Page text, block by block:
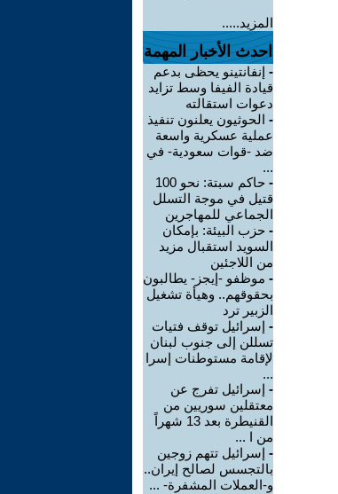
المزيد.....
احدث الأخبار المهمة
- إنفانتينو يحظى بدعم
قيادة الفيفا وسط تزايد
دعوات استقالته
- الحوثيون يعلنون تنفيذ
عملية عسكرية واسعة
ضد -قوات سعودية- في
...
-
حاكم سبتة: نحو 100
قتيل في موجة التسلل
الجماعي للمهاجرين
- حزب البيئة: بإمكان
السويد استقبال مزيد
من اللاجئين
- موظفو -إيجز- يطالبون
بحقوقهم.. وهيأة تشغيل
الزبير ترد
- إسرائيل توقف فتيات
تسللن إلى جنوب لبنان
لإقامة مستوطنات إسرا
...
- إسرائيل تفرج عن
معتقلين سوريين من
القنيطرة بعد 13 شهراً
من ا ...
- إسرائيل تتهم زوجين
بالتجسس لصالح إيران..
و-العملات المشفرة- ...